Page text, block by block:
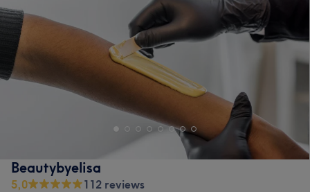
Beautybyelisa
5,0
112 reviews